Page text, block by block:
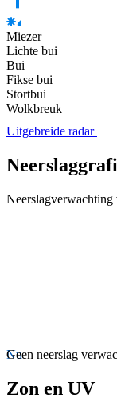
Miezer
Lichte bui
Bui
Fikse bui
Stortbui
Wolkbreuk
Uitgebreide radar
Nu
Geen neerslag
Zon en UV